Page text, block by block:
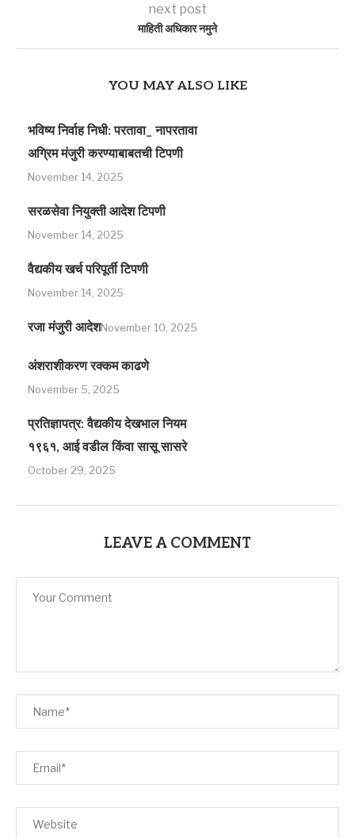
next post
माहिती अधिकार नमुने
YOU MAY ALSO LIKE
भविष्य निर्वाह निधी: परतावा_ नापरतावा
अग्रिम मंजुरी करण्याबाबतची टिपणी
November 14, 2025
सरळसेवा नियुक्ती आदेश टिपणी
November 14, 2025
वैद्यकीय खर्च परिपूर्ती टिपणी
November 14, 2025
रजा मंजुरी आदेशNovember 10, 2025
अंशराशीकरण रक्कम काढणे
November 5, 2025
प्रतिज्ञापत्र: वैद्यकीय देखभाल नियम
१९६१, आई वडील किंवा सासू सासरे
October 29, 2025
LEAVE A COMMENT